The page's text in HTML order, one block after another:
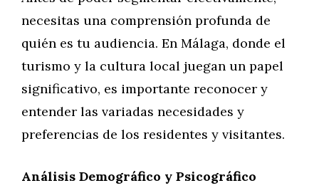
necesitas una comprensión profunda de
quién es tu audiencia. En Málaga, donde el
turismo y la cultura local juegan un papel
significativo, es importante reconocer y
entender las variadas necesidades y
preferencias de los residentes y visitantes.
Análisis Demográfico y Psicográfico